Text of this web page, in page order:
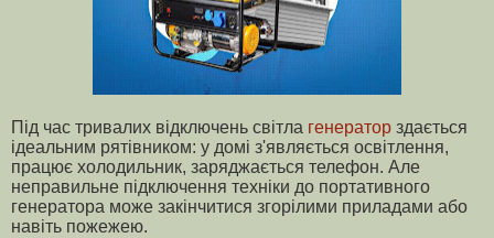
Під час тривалих відключень світла генератор здається
ідеальним рятівником: у домі з'являється освітлення,
працює холодильник, заряджається телефон. Але
неправильне підключення техніки до портативного
генератора може закінчитися згорілими приладами або
навіть пожежею.